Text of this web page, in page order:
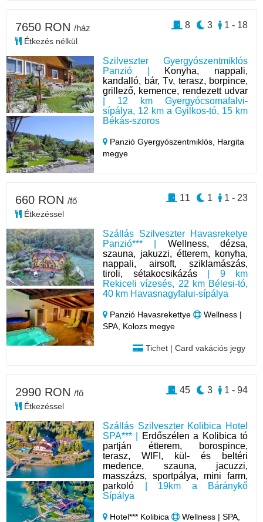
Szilveszter Gyergyószentmiklós
Panzió | Konyha, nappali,
kandalló, bár, Tv, terasz, borpince,
grillező, kemence, rendezett udvar
| 12 km Gyergyócsomafalvi-
sípálya, 12 km a Gyilkos-tó, 15 km
Békás-szoros
Panzió Gyergyószentmiklós, Hargita
megye
7650 RON /ház
Étkezés nélkül
1 - 18
3
8
Szállás Szilveszter Havasreketye
Panzió*** | Wellness, dézsa,
szauna, jakuzzi, étterem, konyha,
nappali, airsoft, sziklamászás,
tiroli, sétakocsikázás| 9 km
Rekiceli vízesés, 22 km Bélesi-tó,
40 km Havasnagyfalui-sípálya
Panzió Havasrekettye
Wellness |
SPA, Kolozs megye
Tichet | Card vakációs jegy
660 RON /fő
Étkezéssel
1 - 23
1
11
Szállás Szilveszter Kolibica Hotel
SPA*** |
Erdőszélen a Kolibica tó
partján étterem, borospince,
terasz, WIFI, kül- és beltéri
medence, szauna, jacuzzi,
masszázs, sportpálya, mini farm,
parkoló | 19km a Báránykő
Sípálya
Hotel*** Kolibica
Wellness | SPA,
2990 RON /fő
Étkezéssel
1 - 94
3
45